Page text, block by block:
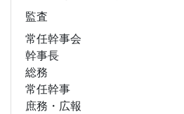
監査
常任幹事会
幹事長
総務
常任幹事
庶務・広報